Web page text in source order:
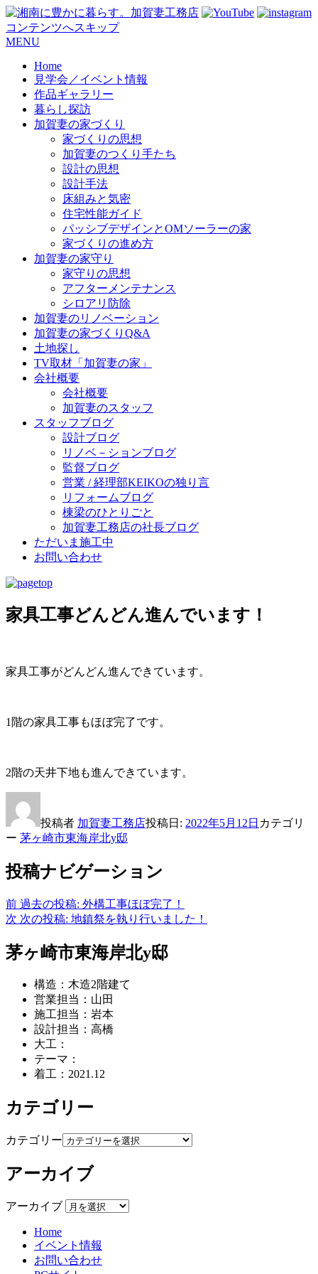
コンテンツへスキップ
MENU
Home
見学会／イベント情報
作品ギャラリー
暮らし探訪
加賀妻の家づくり
家づくりの思想
加賀妻のつくり手たち
設計の思想
設計手法
床組みと気密
住宅性能ガイド
パッシブデザインとOMソーラーの家
家づくりの進め方
加賀妻の家守り
家守りの思想
アフターメンテナンス
シロアリ防除
加賀妻のリノベーション
加賀妻の家づくりQ&A
土地探し
TV取材「加賀妻の家」
会社概要
会社概要
加賀妻のスタッフ
スタッフブログ
設計ブログ
リノベ－ションブログ
監督ブログ
営業 / 経理部KEIKOの独り言
リフォームブログ
棟梁のひとりごと
加賀妻工務店の社長ブログ
ただいま施工中
お問い合わせ
家具工事どんどん進んでいます！
家具工事がどんどん進んできています。
1階の家具工事もほぼ完了です。
2階の天井下地も進んできています。
投稿者 加賀妻工務店投稿日: 2022年5月12日 カテゴリ
ー 茅ヶ崎市東海岸北y邸
投稿ナビゲーション
前 過去の投稿: 外構工事ほぼ完了！
次 次の投稿: 地鎮祭を執り行いました！
茅ヶ崎市東海岸北y邸
構造：木造2階建て
営業担当：山田
施工担当：岩本
設計担当：高橋
大工：
テーマ：
着工：2021.12
カテゴリー
カテゴリー
アーカイブ
アーカイブ
Home
イベント情報
お問い合わせ